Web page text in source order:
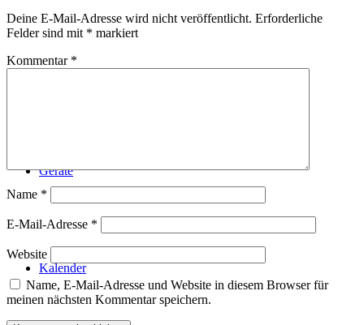
Technik
Geräte
Kalender
Deine E-Mail-Adresse wird nicht veröffentlicht. Erforderliche
Felder sind mit * markiert
Kommentar *
Name *
E-Mail-Adresse *
Website
Name, E-Mail-Adresse und Website in diesem Browser für
meinen nächsten Kommentar speichern.